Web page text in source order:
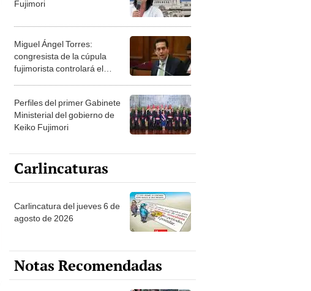
Fujimori
Miguel Ángel Torres:
congresista de la cúpula
fujimorista controlará el
Perfiles del primer Gabinete
Ministerial del gobierno de
Keiko Fujimori
Carlincaturas
Carlincatura del jueves 6 de
agosto de 2026
Notas Recomendadas